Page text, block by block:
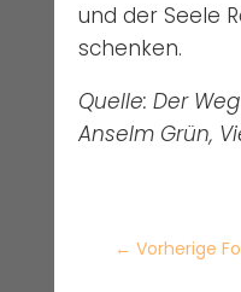
und der Seele
schenken.
Quelle: Der
Anselm Grün,
← Vorherige